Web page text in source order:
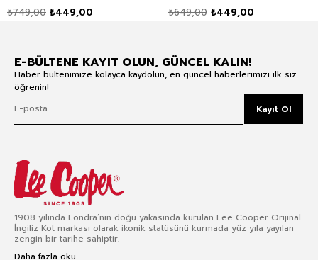
₺449,00
₺749,00
Shirt Yeşil₺449,00
₺649,00
E-BÜLTENE KAYIT OLUN, GÜNCEL KALIN!
Haber bültenimize kolayca kaydolun, en güncel haberlerimizi ilk siz
öğrenin!
Kayıt Ol
1908 yılında Londra’nın doğu yakasında kurulan Lee Cooper Orijinal
İngiliz Kot markası olarak ikonik statüsünü kurmada yüz yıla yayılan
zengin bir tarihe sahiptir.
Daha fazla oku